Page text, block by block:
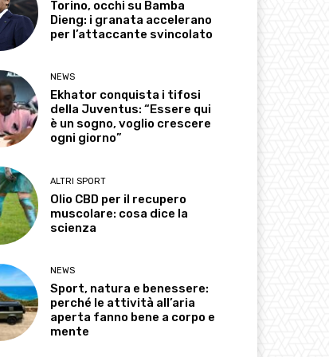
Torino, occhi su Bamba
Dieng: i granata accelerano
per l’attaccante svincolato
NEWS
Ekhator conquista i tifosi
della Juventus: “Essere qui
è un sogno, voglio crescere
ogni giorno”
ALTRI SPORT
Olio CBD per il recupero
muscolare: cosa dice la
scienza
NEWS
Sport, natura e benessere:
perché le attività all’aria
aperta fanno bene a corpo e
mente